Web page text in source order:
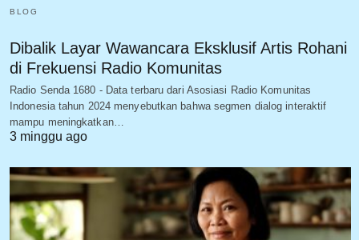
BLOG
Dibalik Layar Wawancara Eksklusif Artis Rohani
di Frekuensi Radio Komunitas
Radio Senda 1680 - Data terbaru dari Asosiasi Radio Komunitas
Indonesia tahun 2024 menyebutkan bahwa segmen dialog interaktif
mampu meningkatkan…
3 minggu ago